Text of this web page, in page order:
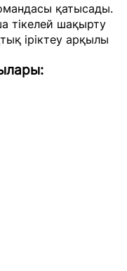
қатысады.
тікелей шақырту
іріктеу арқылы